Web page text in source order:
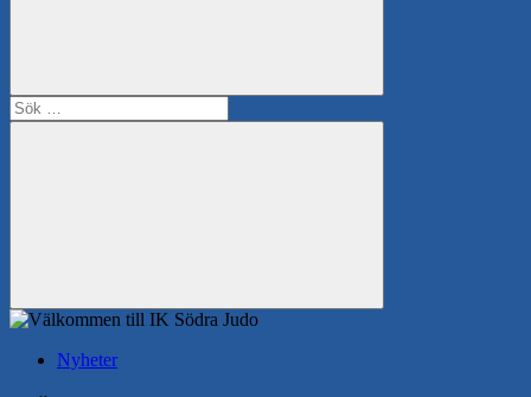
Search
Sök
efter:
Sök
Nyheter